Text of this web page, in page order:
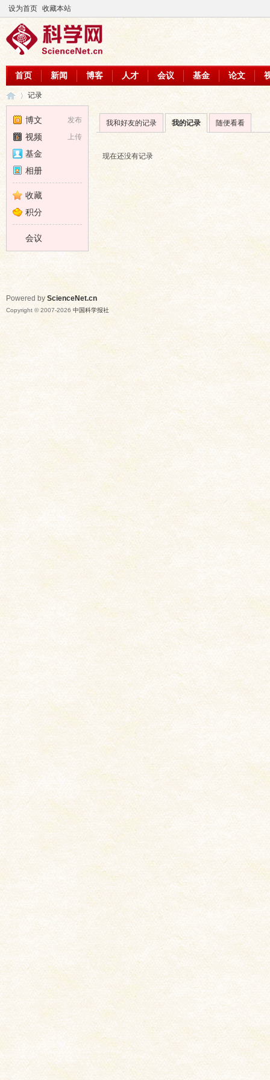
设为首页 收藏本站
首页 新闻 博客 人才 会议 基金 论文
›
记录
发布
博文
上传
视频
基金
相册
收藏
积分
会议
我和好友的记录 我的记录 随便看看
现在还没有记录
Powered by ScienceNet.cn
Copyright © 2007-2026 中国科学报社